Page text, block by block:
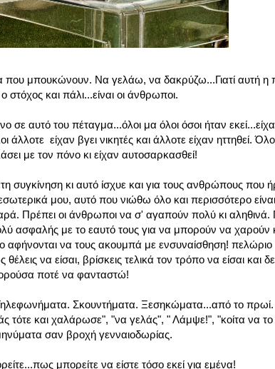
μπουκώνουν. Να γελάω, να δακρύζω...Γιατί αυτή η
στόχος και πάλι...είναι οι άνθρωποι.
αυτό του πέταγμα...όλοι μα όλοι όσοι ήταν
είχαν βγει νικητές και άλλοτε είχαν ηττηθεί.
με τον πόνο κι είχαν αυτοσαρκασθεί!
συγκίνηση κι αυτό ίσχυε και για τους ανθρώπους που
μου, αυτό που νιώθω όλο και περισσότερο
Πρέπει οι άνθρωποι να σ' αγαπούν πολύ κι
ασφαλής με το εαυτό τους για να μπορούν να χαρούν
να τους ακουμπά με ενσυναίσθηση!
να είσαι, βρίσκεις τελικά τον τρόπο να είσαι
ποτέ να φανταστώ!
Σκουντήματα. Ξεσηκώματα...από το πρωί.
τότε και χαλάρωσε", "να γελάς", " Λάμψε!", "κοίτα να
σαν βροχή γενναιοδωρίας.
μπορείτε να είστε τόσο εκεί για εμένα!